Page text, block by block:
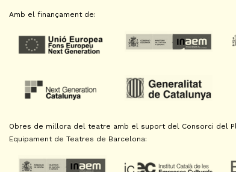
Amb el finançament de:
Obres de millora del teatre amb el suport del Consorci del
Equipament de Teatres de Barcelona: